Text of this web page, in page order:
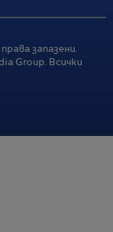
запазени.
Group. Всички